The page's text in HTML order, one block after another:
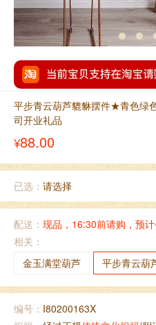
平步青云葫芦貔貅摆件★青色绿
司开业礼品
¥88.00
已选： 请选择
配送： 现品，16:30前请购，预
相关：
金玉满堂葫芦
平步青云葫
编号： I80200163X